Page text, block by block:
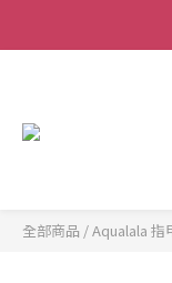
全部商品 /Aqualala 指